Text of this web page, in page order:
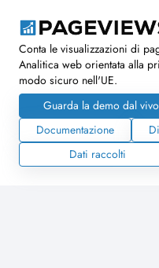
Conta le visualizzazioni di
Analitica web orientata alla
modo sicuro nell'UE.
Guarda la demo dal vivo
Documentazione
Dati raccolti